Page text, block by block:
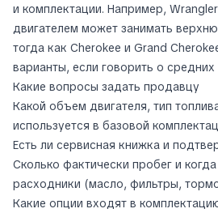
и комплектации. Например,
двигателем может занимать
тогда как Cherokee и Grand
варианты, если говорить о
Какие вопросы задать продавцу
Какой объем двигателя, тип
используется в базовой
Есть ли сервисная книжка и
Сколько фактически пробег и
расходники (масло, фильтры,
Какие опции входят в